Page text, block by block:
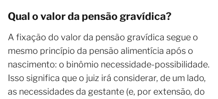
Qual o valor da pensão gravídica?
A fixação do valor da pensão gravídica segue o
mesmo princípio da pensão alimentícia após o
nascimento: o binômio necessidade-possibilidade.
Isso significa que o juiz irá considerar, de um lado,
as necessidades da gestante (e, por extensão, do